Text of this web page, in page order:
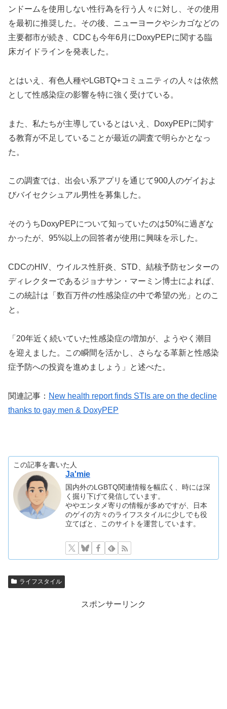
ンドームを使用しない性行為を行う人々に対し、その使用
を最初に推奨した。その後、ニューヨークやシカゴなどの
主要都市が続き、CDCも今年6月にDoxyPEPに関する臨
床ガイドラインを発表した。
とはいえ、有色人種やLGBTQ+コミュニティの人々は依然
として性感染症の影響を特に強く受けている。
また、私たちが主導しているとはいえ、DoxyPEPに関す
る教育が不足していることが最近の調査で明らかとなっ
た。
この調査では、出会い系アプリを通じて900人のゲイおよ
びバイセクシュアル男性を募集した。
そのうちDoxyPEPについて知っていたのは50%に過ぎな
かったが、95%以上の回答者が使用に興味を示した。
CDCのHIV、ウイルス性肝炎、STD、結核予防センターの
ディレクターであるジョナサン・マーミン博士によれば、
この統計は「数百万件の性感染症の中で希望の光」とのこ
と。
「20年近く続いていた性感染症の増加が、ようやく潮目
を迎えました。この瞬間を活かし、さらなる革新と性感染
症予防への投資を進めましょう」と述べた。
関連記事： New health report finds STIs are on the decline
thanks to gay men & DoxyPEP
この記事を書いた人
Ja'mie
国内外のLGBTQ関連情報を幅広く、時には深
く掘り下げて発信しています。
ややエンタメ寄りの情報が多めですが、日本
のゲイの方々のライフスタイルに少しでも役
立てばと、このサイトを運営しています。
ライフスタイル
スポンサーリンク